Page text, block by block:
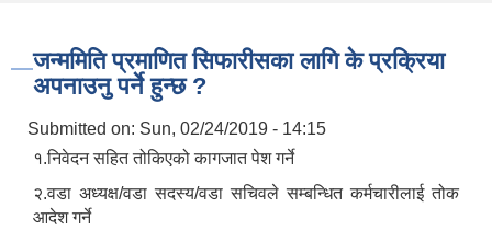
जन्ममिति प्रमाणित सिफारीसका लागि के प्रक्रिया
अपनाउनु पर्ने हुन्छ ?
Submitted on: Sun, 02/24/2019 - 14:15
१.निवेदन सहित तोकिएको कागजात पेश गर्ने
२.वडा अध्यक्ष/वडा सदस्य/वडा सचिवले सम्बन्धित कर्मचारीलाई तोक
आदेश गर्ने